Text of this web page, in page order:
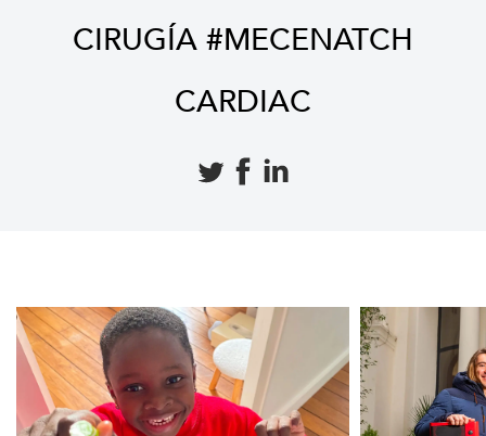
CIRUGÍA #MECENATCH
CARDIAC